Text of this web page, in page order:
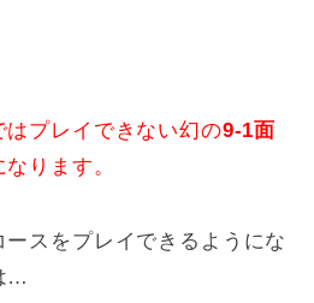
はプレイできない幻の9-1面
ります。
スをプレイできるようにな
…